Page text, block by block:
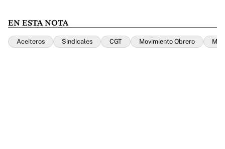
EN ESTA NOTA
Aceiteros Sindicales CGT Movimiento Obrero